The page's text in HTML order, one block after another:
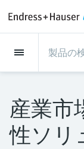
製品
流量計
レベル計・レ
流量計
電磁流量計
コリオリ質量
レベル計・
レーダーレベ
水質分析
pHセンサおよ
Conductivity
温度計
温度伝送器
産業用温度計
圧力 / 差圧
絶対圧および
差圧測定
記録計・シ
データマネー
プロセス表示
化学成分の
TDLASとQF分
ラマン分光シ
Netilion IIoT
Netilion Value
Netilion Health
計装サービ
エンジニアリ
サポートサー
エンジニア
計器新規調整
サポートサ
計測器サポート
計測器のメ
検証サービス
現地校正サービ
パフォーマ
測定性能分析
インダスト
食品 & 飲料産
水処理・排水処
サポート
カスタマーサ
サポートハブ：
に必要な情報を一括
会社情報
プロダクトセ
会社概要
エンドレスハ
プロダクト
ケイパビリ
プロセスの安
サイバーセキ
ニュース＆
ニュース＆ス
すべての記事
イベント &
トレーニング
セミナー
キャリア
募集中の職種
産業市
性ソリ